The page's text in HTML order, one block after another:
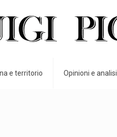
e territorio Opinioni e analisi